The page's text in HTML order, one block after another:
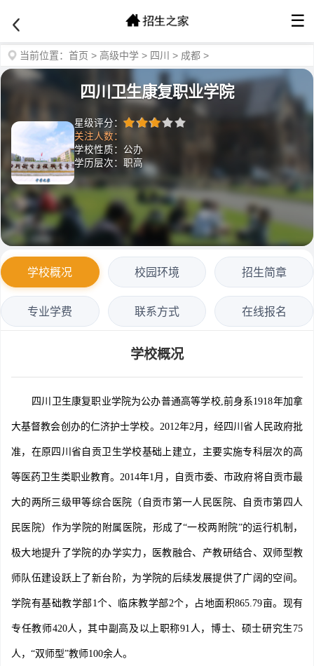
☰
当前位置： 首页 > 高级中学 > 四川 > 成都 >
四川卫生康复职业学院
星级评分：
关注人数：
学校性质：公办
学历层次：职高
学校概况 校园环境 招生简章
专业学费 联系方式 在线报名
学校概况
四川卫生康复职业学院为公办普通高等学校,前身系1918年加拿
大基督教会创办的仁济护士学校。2012年2月，经四川省人民政府批
准，在原四川省自贡卫生学校基础上建立，主要实施专科层次的高
等医药卫生类职业教育。2014年1月，自贡市委、市政府将自贡市最
大的两所三级甲等综合医院（自贡市第一人民医院、自贡市第四人
民医院）作为学院的附属医院，形成了“一校两附院”的运行机制，
极大地提升了学院的办学实力，医教融合、产教研结合、双师型教
师队伍建设跃上了新台阶，为学院的后续发展提供了广阔的空间。
学院有基础教学部1个、临床教学部2个，占地面积865.79亩。现有
专任教师420人，其中副高及以上职称91人，博士、硕士研究生75
人，“双师型”教师100余人。